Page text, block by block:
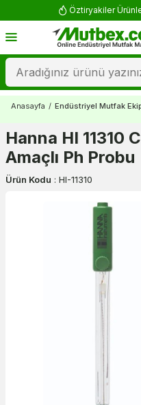
Öztiryakiler
Anasayfa / Endüstriyel Mutfak
Hanna HI 11310
Amaçlı Ph Probu
Ürün Kodu : HI-11310